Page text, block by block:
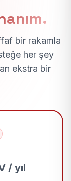
bir rakamla
her şey
ekstra bir
/ yıl